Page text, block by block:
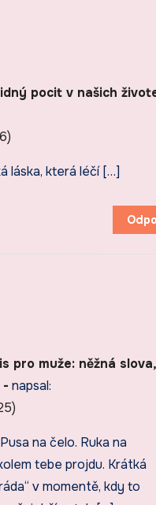
pocit v našich
láska, která léčí […]
pro muže: něžná
- napsal:
na čelo. Ruka na
tebe projdu. Krátká
v momentě, kdy to